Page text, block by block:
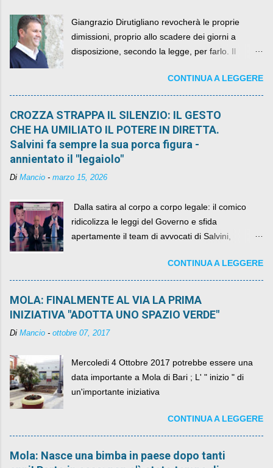
Giangrazio Dirutigliano revocherà le proprie
dimissioni, proprio allo scadere dei giorni a
disposizione, secondo la legge, per farlo. Il
quelli che si auspicavano il contrario.CONTINUA A LEGGERE
CROZZA STRAPPA IL SILENZIO: IL GESTO
CHE HA UMILIATO IL POTERE IN DIRETTA.
Salvini fa sempre la sua porca figura -
annientato il "legaiolo"
Di Mancio - marzo 15, 2026
​ Dalla satira al corpo a corpo legale: il comico
ridicolizza le leggi del Governo e sfida
apertamente il team di avvocati di Salvini,
CONTINUA A LEGGERE
MOLA: FINALMENTE AL VIA LA PRIMA
INIZIATIVA "ADOTTA UNO SPAZIO VERDE"
Di Mancio - ottobre 07, 2017
Mercoledi 4 Ottobre 2017 potrebbe essere una
data importante a Mola di Bari ; L' " inizio " di
un'importante iniziativa
CONTINUA A LEGGERE
Mola: Nasce una bimba in paese dopo tanti